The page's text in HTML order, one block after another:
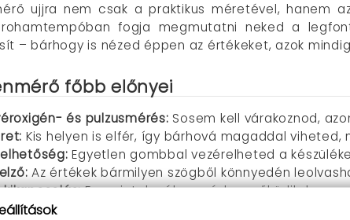
ujjra nem csak a praktikus méretével, hanem
fogja megmutatni neked a
– bárhogy is nézed éppen az értékeket, azok
főbb előnyei
és pulzusmérés: Sosem kell várakoznod,
Kis helyen is elfér, így bárhová magaddal viheted,
Egyetlen gombbal vezérelheted a
Az értékek bármilyen szögből könnyedén
Energiatakarékos módon működik, ha
üzemeltethető: